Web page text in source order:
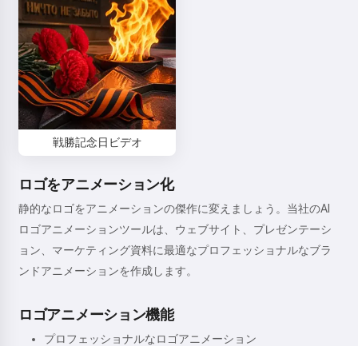
戦勝記念日ビデオ
ロゴをアニメーション化
静的なロゴをアニメーションの傑作に変えましょう。当社のAI
ロゴアニメーションツールは、ウェブサイト、プレゼンテーシ
ョン、マーケティング資料に最適なプロフェッショナルなブラ
ンドアニメーションを作成します。
ロゴアニメーション機能
プロフェッショナルなロゴアニメーション